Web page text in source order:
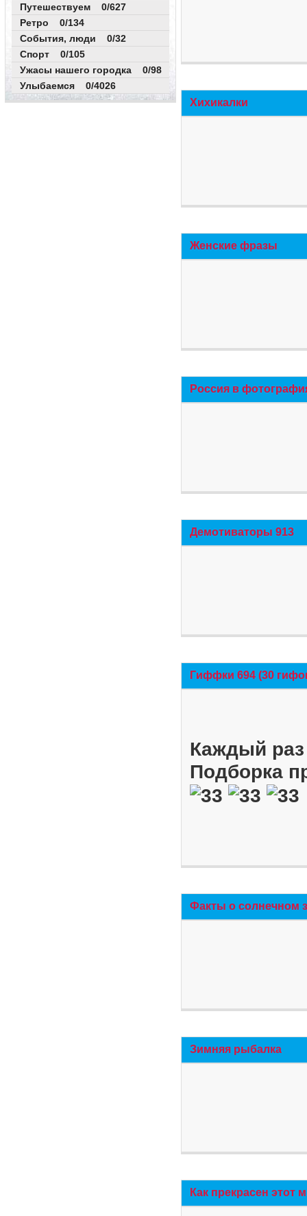
Путешествуем 0/627
Ретро 0/134
События, люди 0/32
Спорт 0/105
Ужасы нашего городка 0/98
Улыбаемся 0/4026
Хихикалки
Женские фразы
Россия в
Демотиваторы 913
Гиффки 694 (30
Каждый
Подборка
Факты о солнечном
Зимняя рыбалка
Как прекрасен этот